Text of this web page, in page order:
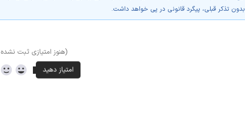
بدون تذکر قبلی، پیگرد قانونی در پی خواهد داشت.
(هنوز امتیازی ثبت